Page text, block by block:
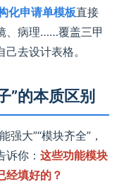
化申请单模板直接
、病理……覆盖三甲
去设计表格。
”的本质区别
大”“模块齐全”，
你： 这些功能模块
经填好的？